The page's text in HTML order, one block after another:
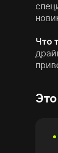
Что